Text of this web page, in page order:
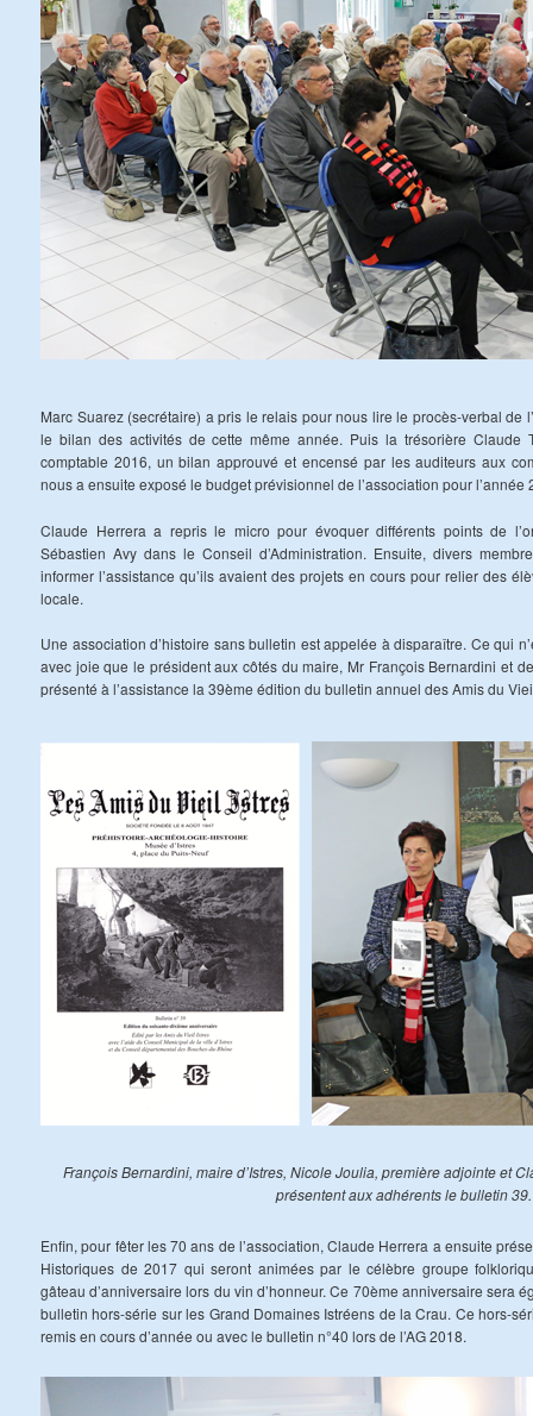
Marc Suarez (secrétaire) a pris le relais pour nous lire le procès-verbal de
le bilan des activités de cette même année. Puis la trésorière Claude
comptable 2016, un bilan approuvé et encensé par les auditeurs aux
nous a ensuite exposé le budget prévisionnel de l’association pour l’année
Claude Herrera a repris le micro pour évoquer différents points de
Sébastien Avy dans le Conseil d’Administration. Ensuite, divers
informer l’assistance qu’ils avaient des projets en cours pour relier des
locale.
Une association d’histoire sans bulletin est appelée à disparaître. Ce qui
avec joie que le président aux côtés du maire, Mr François Bernardini et
présenté à l’assistance la 39ème édition du bulletin annuel des Amis du
François Bernardini, maire d’Istres, Nicole Joulia, première adjointe et
présentent aux adhérents le bulletin 39.
Enfin, pour fêter les 70 ans de l’association, Claude Herrera a ensuite
Historiques de 2017 qui seront animées par le célèbre groupe
gâteau d’anniversaire lors du vin d’honneur. Ce 70ème anniversaire sera
bulletin hors-série sur les Grand Domaines Istréens de la Crau. Ce hors-
remis en cours d’année ou avec le bulletin n°40 lors de l’AG 2018.